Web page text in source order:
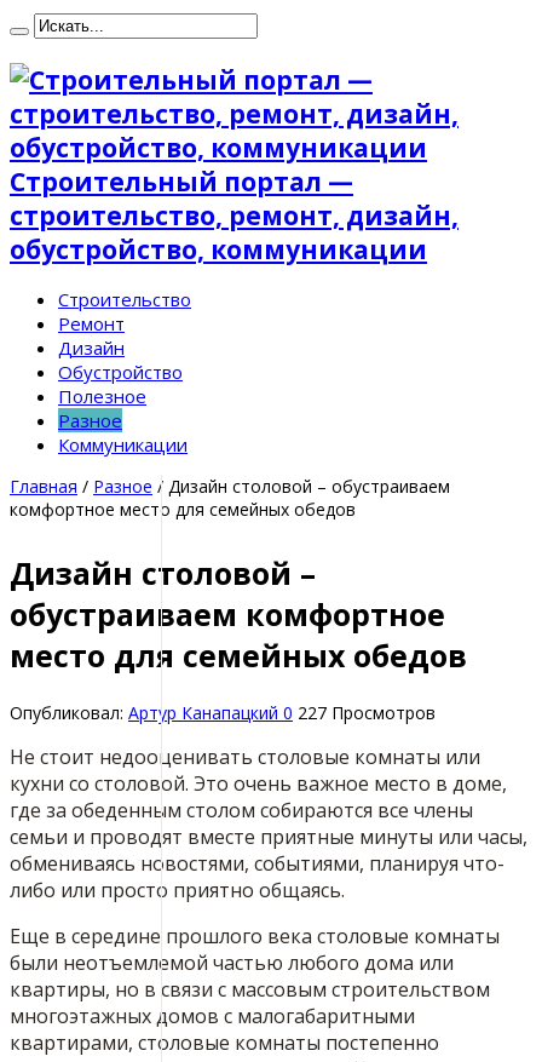
Строительный портал —
строительство, ремонт, дизайн,
обустройство, коммуникации
Строительство
Ремонт
Дизайн
Обустройство
Полезное
Разное
Коммуникации
Главная / Разное / Дизайн столовой – обустраиваем
комфортное место для семейных обедов
Дизайн столовой –
обустраиваем комфортное
место для семейных обедов
Опубликовал: Артур Канапацкий 0 227 Просмотров
Не стоит недооценивать столовые комнаты или
кухни со столовой. Это очень важное место в доме,
где за обеденным столом собираются все члены
семьи и проводят вместе приятные минуты или часы,
обмениваясь новостями, событиями, планируя что-
либо или просто приятно общаясь.
Еще в середине прошлого века столовые комнаты
были неотъемлемой частью любого дома или
квартиры, но в связи с массовым строительством
многоэтажных домов с малогабаритными
квартирами, столовые комнаты постепенно